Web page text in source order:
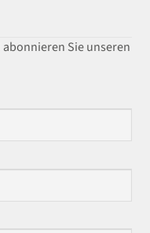
Sie unseren